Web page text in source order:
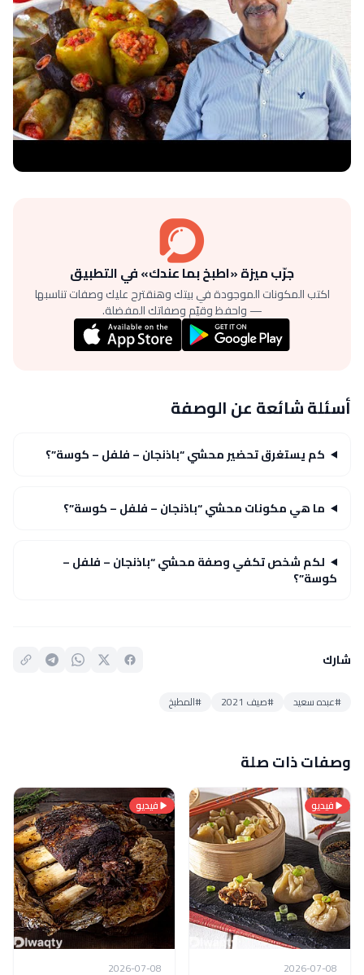
جرّب ميزة «اطبخ بما عندك» في التطبيق
اكتب المكونات الموجودة في بيتك وهنقترح عليك وصفات تناسبها
— واحفظ وقيّم وصفاتك المفضلة.
أسئلة شائعة عن الوصفة
كم يستغرق تحضير محشي “باذنجان – فلفل – كوسة”؟
ما هي مكونات محشي “باذنجان – فلفل – كوسة”؟
لكم شخص تكفي وصفة محشي “باذنجان – فلفل –
كوسة”؟
شارك
#عبده سعيد #صيف 2021 #المطبخ
وصفات ذات صلة
فيديو
2026-07-08
فيديو
2026-07-08